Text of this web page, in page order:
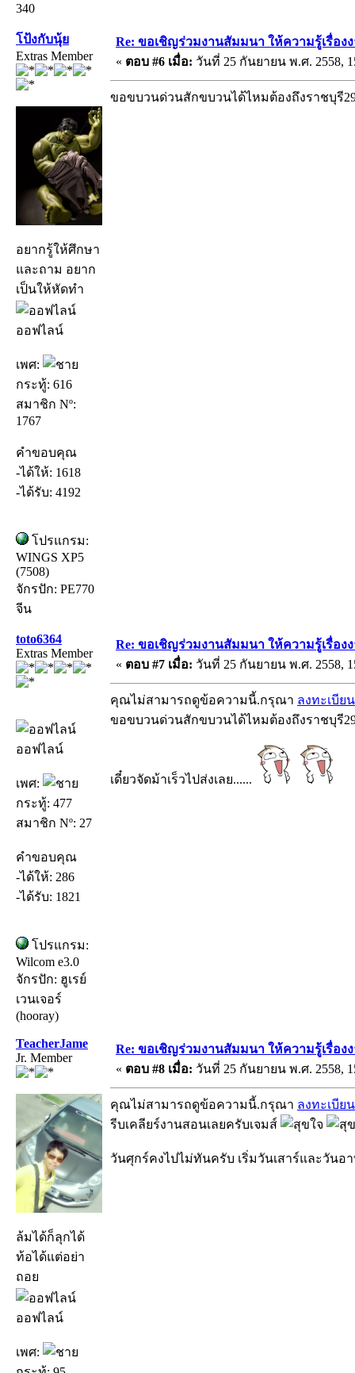
340
โป้งกับนุ้ย
Extras Member
อยากรู้ให้ศึกษา
และถาม อยาก
เป็นให้หัดทำ
ออฟไลน์
เพศ:
กระทู้: 616
สมาชิก Nº:
1767
คำขอบคุณ
-ได้ให้: 1618
-ได้รับ: 4192
โปรแกรม:
WINGS XP5
(7508)
จักรปัก: PE770
จีน
Re: ขอเชิญร่วมงานสัมมนา ให้ความรู้เรื่อง
« ตอบ #6 เมื่อ: วันที่ 25 กันยายน พ.ศ. 2558,
ขอขบวนด่วนสักขบวนได้ไหมต้องถึงราชบุรี
toto6364
Extras Member
ออฟไลน์
เพศ:
กระทู้: 477
สมาชิก Nº: 27
คำขอบคุณ
-ได้ให้: 286
-ได้รับ: 1821
โปรแกรม:
Wilcom e3.0
จักรปัก: ฮูเรย์
เวนเจอร์
(hooray)
Re: ขอเชิญร่วมงานสัมมนา ให้ความรู้เรื่อง
« ตอบ #7 เมื่อ: วันที่ 25 กันยายน พ.ศ. 2558,
คุณไม่สามารถดูข้อความนี้.กรุณา ลงทะเบียน
ขอขบวนด่วนสักขบวนได้ไหมต้องถึงราชบุรี
เดี๋ยวจัดม้าเร็วไปส่งเลย......
TeacherJame
Jr. Member
ล้มได้ก็ลุกได้
ท้อได้แต่อย่า
ถอย
ออฟไลน์
เพศ:
Re: ขอเชิญร่วมงานสัมมนา ให้ความรู้เรื่อง
« ตอบ #8 เมื่อ: วันที่ 25 กันยายน พ.ศ. 2558,
คุณไม่สามารถดูข้อความนี้.กรุณา ลงทะเบียน
รีบเคลียร์งานสอนเลยครับเจมส์
วันศุกร์คงไปไม่ทันครับ เริ่มวันเสาร์และวันอ